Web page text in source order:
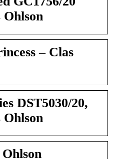
– Clas
DST5030/20,